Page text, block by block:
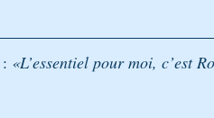
«L’essentiel pour moi, c’est